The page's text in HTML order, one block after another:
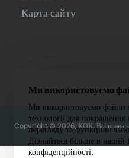
Ми використовуємо
Ми використовуємо файли
технології для покращення
перегляду та
Дізнайтеся більше в нашій
конфіденційності.
Карта сайту
Copyright © 2026, КОК. Всі права